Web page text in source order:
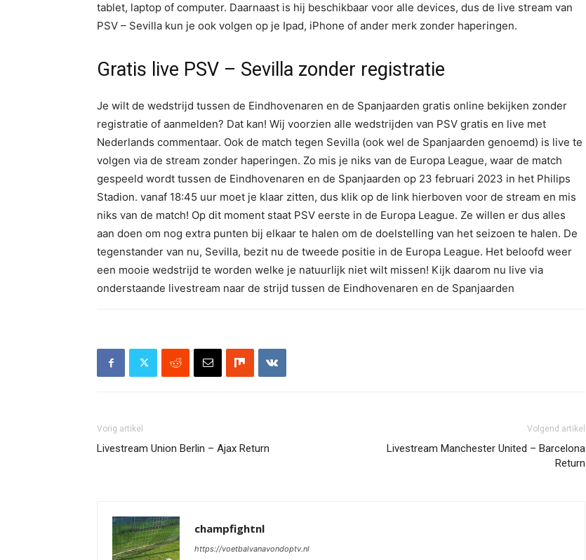
tablet, laptop of computer. Daarnaast is hij beschikbaar voor alle devices, dus de live stream van
PSV – Sevilla kun je ook volgen op je Ipad, iPhone of ander merk zonder haperingen.
Gratis live PSV – Sevilla zonder registratie
Je wilt de wedstrijd tussen de Eindhovenaren en de Spanjaarden gratis online bekijken zonder
registratie of aanmelden? Dat kan! Wij voorzien alle wedstrijden van PSV gratis en live met
Nederlands commentaar. Ook de match tegen Sevilla (ook wel de Spanjaarden genoemd) is live te
volgen via de stream zonder haperingen. Zo mis je niks van de Europa League, waar de match
gespeeld wordt tussen de Eindhovenaren en de Spanjaarden op 23 februari 2023 in het Philips
Stadion. vanaf 18:45 uur moet je klaar zitten, dus klik op de link hierboven voor de stream en mis
niks van de match! Op dit moment staat PSV eerste in de Europa League. Ze willen er dus alles
aan doen om nog extra punten bij elkaar te halen om de doelstelling van het seizoen te halen. De
tegenstander van nu, Sevilla, bezit nu de tweede positie in de Europa League. Het beloofd weer
een mooie wedstrijd te worden welke je natuurlijk niet wilt missen! Kijk daarom nu live via
onderstaande livestream naar de strijd tussen de Eindhovenaren en de Spanjaarden
Vorig artikel
Livestream Union Berlin – Ajax Return
Volgend artikel
Livestream Manchester United – Barcelona
Return
champfightnl
https://voetbalvanavondoptv.nl